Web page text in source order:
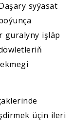
syýasat
guralyny işläp
üçin ileri